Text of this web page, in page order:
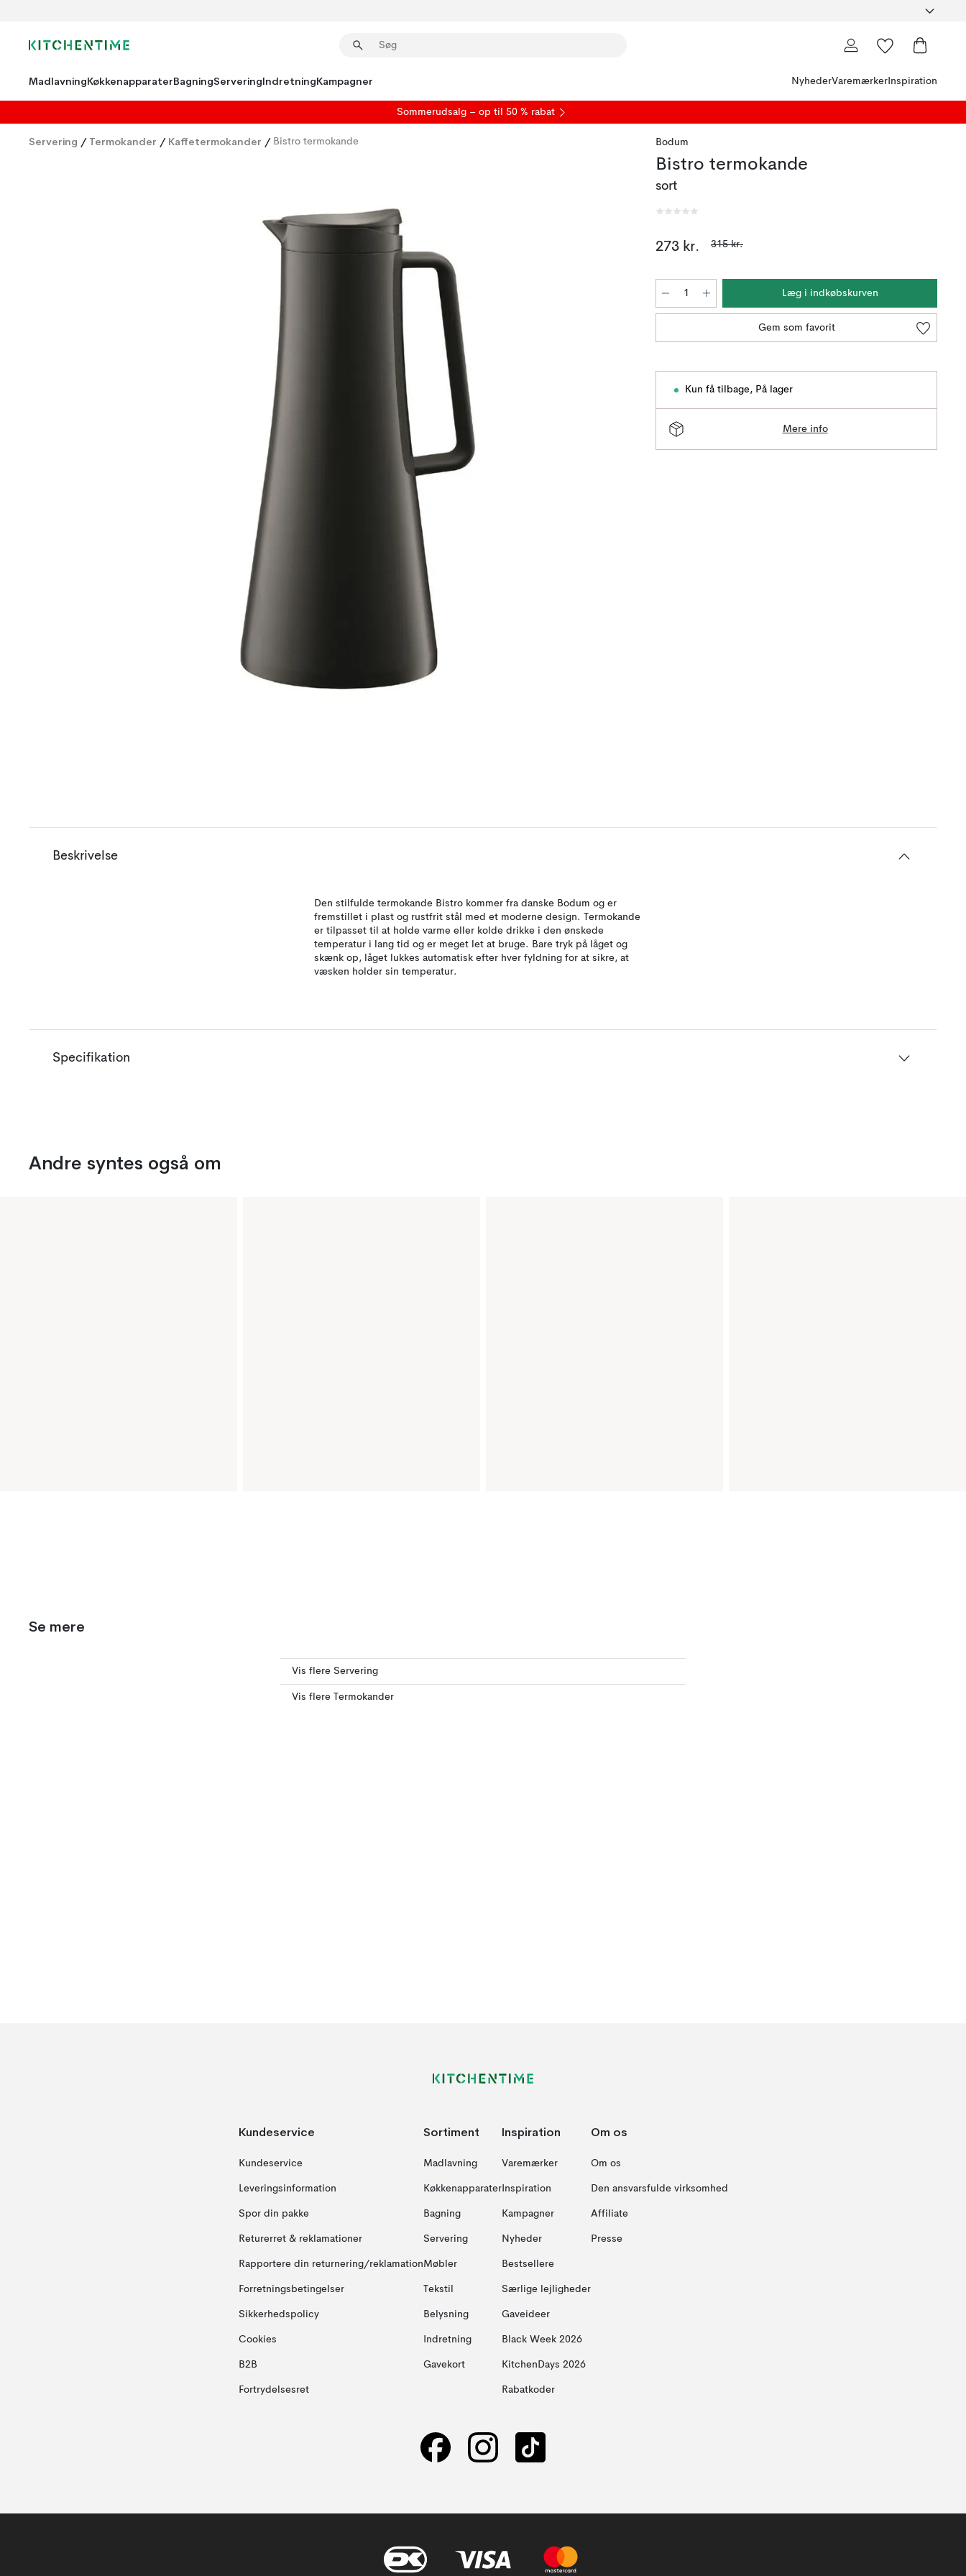
MadlavningKøkkenapparaterBagningServeringIndretningKampagner NyhederVaremærker Inspiration
Sommerudsalg – op til 50 % rabat
Servering / Termokander / Kaffetermokander / Bistro termokande Bodum
Bistro termokande
sort
273 kr. 315 kr.
Læg i indkøbskurven
Gem som favorit
Kun få tilbage, På lager
Mere info
Beskrivelse
Den stilfulde termokande Bistro kommer fra danske Bodum og er
fremstillet i plast og rustfrit stål med et moderne design. Termokande
er tilpasset til at holde varme eller kolde drikke i den ønskede
temperatur i lang tid og er meget let at bruge. Bare tryk på låget og
skænk op, låget lukkes automatisk efter hver fyldning for at sikre, at
væsken holder sin temperatur.
Specifikation
Andre syntes også om
Se mere
Vis flere Servering
Vis flere Termokander
Kundeservice
Kundeservice
Leveringsinformation
Spor din pakke
Returerret & reklamationer
Rapportere din returnering/reklamation
Forretningsbetingelser
Sikkerhedspolicy
Cookies
B2B
Fortrydelsesret
Sortiment
Madlavning
Køkkenapparater
Bagning
Servering
Møbler
Tekstil
Belysning
Indretning
Gavekort
Inspiration
Varemærker
Inspiration
Kampagner
Nyheder
Bestsellere
Særlige lejligheder
Gaveideer
Black Week 2026
KitchenDays 2026
Rabatkoder
Om os
Om os
Den ansvarsfulde virksomhed
Affiliate
Presse